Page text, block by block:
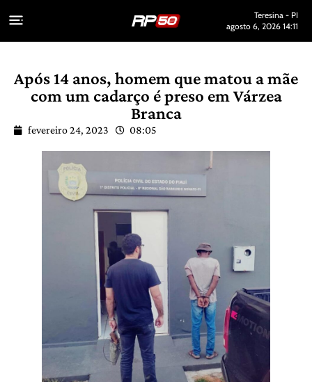
Teresina - PI
agosto 6, 2026 14:11
Após 14 anos, homem que matou a mãe
com um cadarço é preso em Várzea
Branca
fevereiro 24, 2023 08:05